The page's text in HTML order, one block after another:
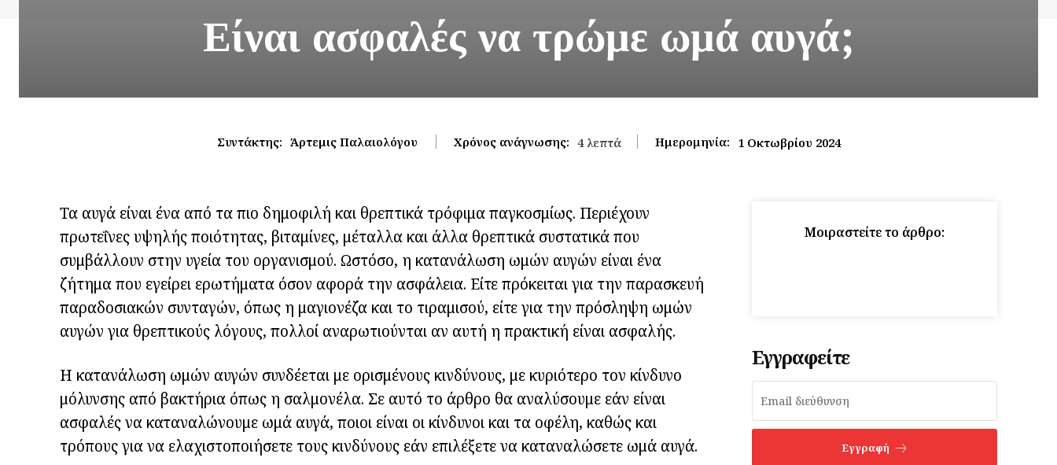
Είναι ασφαλές να τρώμε ωμά αυγά;
Συντάκτης: Άρτεμις Παλαιολόγου Χρόνος ανάγνωσης: 4λεπτά Ημερομηνία: 1 Οκτωβρίου 2024
Τα αυγά είναι ένα από τα πιο δημοφιλή και θρεπτικά τρόφιμα παγκοσμίως. Περιέχουν
πρωτεΐνες υψηλής ποιότητας, βιταμίνες, μέταλλα και άλλα θρεπτικά συστατικά που
συμβάλλουν στην υγεία του οργανισμού. Ωστόσο, η κατανάλωση ωμών αυγών είναι ένα
ζήτημα που εγείρει ερωτήματα όσον αφορά την ασφάλεια. Είτε πρόκειται για την παρασκευή
παραδοσιακών συνταγών, όπως η μαγιονέζα και το τιραμισού, είτε για την πρόσληψη ωμών
αυγών για θρεπτικούς λόγους, πολλοί αναρωτιούνται αν αυτή η πρακτική είναι ασφαλής.
Η κατανάλωση ωμών αυγών συνδέεται με ορισμένους κινδύνους, με κυριότερο τον κίνδυνο
μόλυνσης από βακτήρια όπως η σαλμονέλα. Σε αυτό το άρθρο θα αναλύσουμε εάν είναι
ασφαλές να καταναλώνουμε ωμά αυγά, ποιοι είναι οι κίνδυνοι και τα οφέλη, καθώς και
τρόπους για να ελαχιστοποιήσετε τους κινδύνους εάν επιλέξετε να καταναλώσετε ωμά αυγά.
Μοιραστείτε το άρθρο:
Εγγραφείτε
Εγγραφή